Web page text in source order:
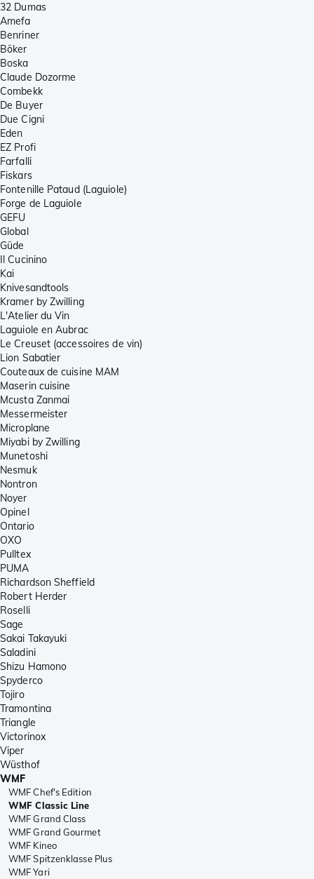
32 Dumas
Amefa
Benriner
Böker
Boska
Claude Dozorme
Combekk
De Buyer
Due Cigni
Eden
EZ Profi
Farfalli
Fiskars
Fontenille Pataud (Laguiole)
Forge de Laguiole
GEFU
Global
Güde
Il Cucinino
Kai
Knivesandtools
Kramer by Zwilling
L'Atelier du Vin
Laguiole en Aubrac
Le Creuset (accessoires de vin)
Lion Sabatier
Couteaux de cuisine MAM
Maserin cuisine
Mcusta Zanmai
Messermeister
Microplane
Miyabi by Zwilling
Munetoshi
Nesmuk
Nontron
Noyer
Opinel
Ontario
OXO
Pulltex
PUMA
Richardson Sheffield
Robert Herder
Roselli
Sage
Sakai Takayuki
Saladini
Shizu Hamono
Spyderco
Tojiro
Tramontina
Triangle
Victorinox
Viper
Wüsthof
WMF
WMF Chef's Edition
WMF Classic Line
WMF Grand Class
WMF Grand Gourmet
WMF Kineo
WMF Spitzenklasse Plus
WMF Yari